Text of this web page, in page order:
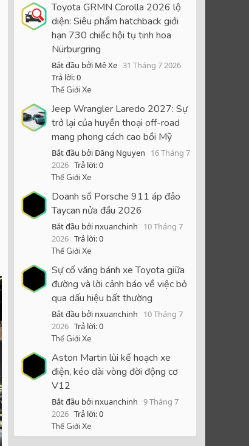
Toyota GRMN Corolla 2026 lộ
diện: Siêu phẩm hatchback giới
hạn 730 chiếc hội tụ tinh hoa
Nürburgring
Bắt đầu bởi Mê Xe 31 Tháng 7 2026
Trả lời: 0
Thế Giới Xe
Jeep Wrangler Laredo 2027: Sự
trở lại của huyền thoại off-road
mang phong cách cao bồi Mỹ
Bắt đầu bởi Đăng Nguyen
16 Tháng 7
2026 Trả lời: 0
Thế Giới Xe
Doanh số Porsche 911 áp đảo
Taycan nửa đầu 2026
Bắt đầu bởi nxuanchinh
10 Tháng 7
2026 Trả lời: 0
Thế Giới Xe
Sự cố văng bánh xe Toyota giữa
đường và lời cảnh báo về việc bỏ
qua dấu hiệu bất thường
Bắt đầu bởi nxuanchinh
10 Tháng 7
2026 Trả lời: 0
Thế Giới Xe
Aston Martin lùi kế hoạch xe
điện, kéo dài vòng đời động cơ
V12
Bắt đầu bởi nxuanchinh 9 Tháng 7
2026 Trả lời: 0
Thế Giới Xe